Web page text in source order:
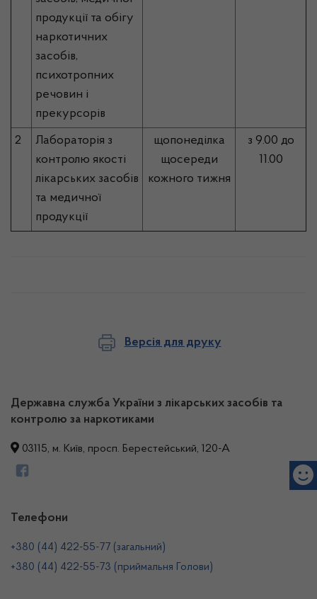
продукції та обігу
наркотичних
засобів,
психотропних
речовин і
прекурсорів
2
Лабораторія з
контролю якості
лікарських засобів
та медичної
продукції
щопонеділка
щосереди
кожного тижня
з 9.00 до
11.00
Версія для друку
Державна служба України з лікарських засобів та
контролю за наркотиками
03115, м. Київ, просп. Берестейський, 120-А
Телефони
+380 (44) 422-55-77 (загальний)
+380 (44) 422-55-73 (приймальня Голови)